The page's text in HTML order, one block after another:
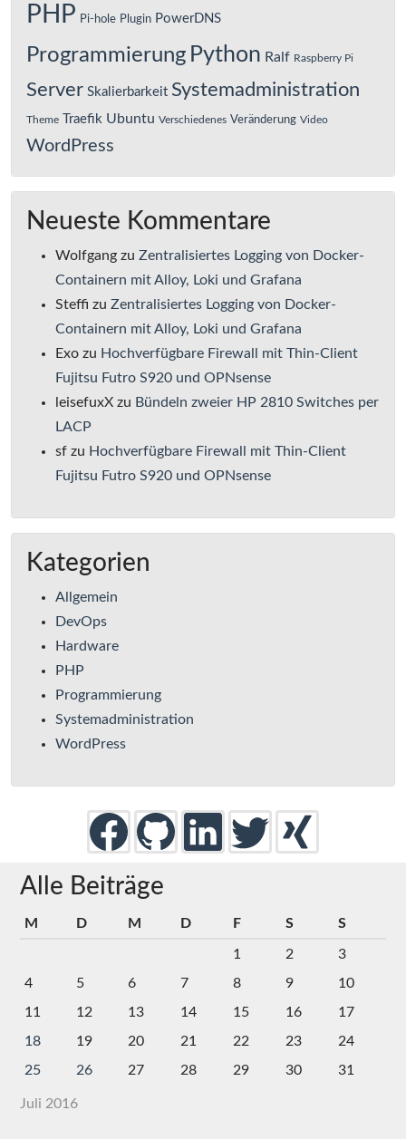
PHP Pi-hole Plugin PowerDNS
Programmierung Python Ralf Raspberry Pi
Server Skalierbarkeit Systemadministration
Theme Traefik Ubuntu Verschiedenes Veränderung Video
WordPress
Neueste Kommentare
Wolfgang zu Zentralisiertes Logging von Docker-
Containern mit Alloy, Loki und Grafana
Steffi zu Zentralisiertes Logging von Docker-
Containern mit Alloy, Loki und Grafana
Exo zu Hochverfügbare Firewall mit Thin-Client
Fujitsu Futro S920 und OPNsense
leisefuxX zu Bündeln zweier HP 2810 Switches per
LACP
sf zu Hochverfügbare Firewall mit Thin-Client
Fujitsu Futro S920 und OPNsense
Kategorien
Allgemein
DevOps
Hardware
PHP
Programmierung
Systemadministration
WordPress
Alle Beiträge
Juli 2016
M D M D F S S
1 2
3
4
5 6 7 8 9
10
11
12 13 14 15 16
17
18
19 20 21 22 23
24
25
26 27 28 29 30 31